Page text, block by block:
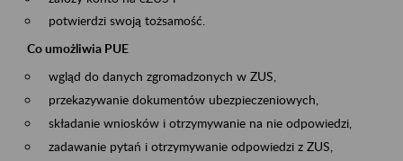
potwierdzi swoją tożsamość.
Co umożliwia PUE
wgląd do danych zgromadzonych w ZUS,
przekazywanie dokumentów ubezpieczeniowych,
składanie wniosków i otrzymywanie na nie odpowiedzi,
zadawanie pytań i otrzymywanie odpowiedzi z ZUS,